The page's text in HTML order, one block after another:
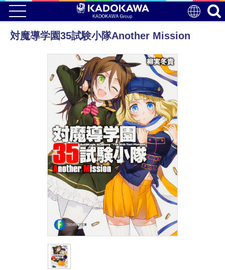
対魔導学園35試験小隊Another Mission